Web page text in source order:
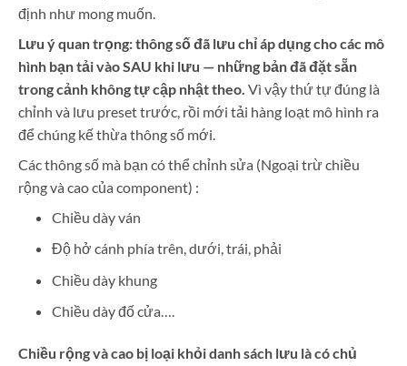
định như mong muốn.
Lưu ý quan trọng: thông số đã lưu chỉ áp dụng cho các mô
hình bạn tải vào SAU khi lưu — những bản đã đặt sẵn
trong cảnh không tự cập nhật theo. Vì vậy thứ tự đúng là
chỉnh và lưu preset trước, rồi mới tải hàng loạt mô hình ra
để chúng kế thừa thông số mới.
Các thông số mà bạn có thể chỉnh sửa (Ngoại trừ chiều
rộng và cao của component) :
Chiều dày ván
Độ hở cánh phía trên, dưới, trái, phải
Chiều dày khung
Chiều dày đố cửa….
Chiều rộng và cao bị loại khỏi danh sách lưu là có chủ